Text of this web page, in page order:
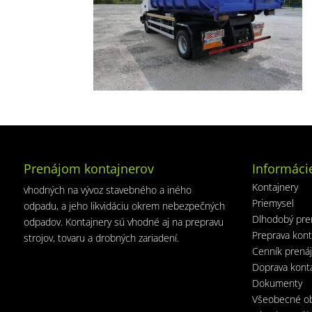
Prenájom kontajnerov
vhodných na vývoz stavebného a iného
odpadu, a jeho likvidáciu okrem nebezpečných
odpadov. Kontajnery sú vhodné aj na prepravu
strojov, tovaru a drobných zariadení.
Kontajnery
Priemysel
Dlhodobý
Preprava
Cenník
Doprava
Dokumenty
Všeobecné